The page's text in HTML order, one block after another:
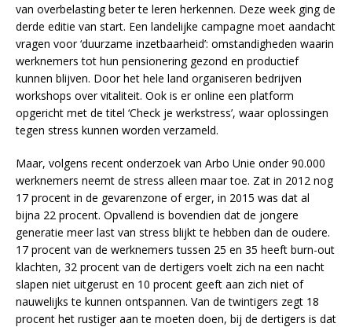
van overbelasting beter te leren herkennen. Deze week ging de
derde editie van start. Een landelijke campagne moet aandacht
vragen voor ‘duurzame inzetbaarheid’: omstandigheden waarin
werknemers tot hun pensionering gezond en productief
kunnen blijven. Door het hele land organiseren bedrijven
workshops over vitaliteit. Ook is er online een platform
opgericht met de titel ‘Check je werkstress’, waar oplossingen
tegen stress kunnen worden verzameld.
Maar, volgens recent onderzoek van Arbo Unie onder 90.000
werknemers neemt de stress alleen maar toe. Zat in 2012 nog
17 procent in de gevarenzone of erger, in 2015 was dat al
bijna 22 procent. Opvallend is bovendien dat de jongere
generatie meer last van stress blijkt te hebben dan de oudere.
17 procent van de werknemers tussen 25 en 35 heeft burn-out
klachten, 32 procent van de dertigers voelt zich na een nacht
slapen niet uitgerust en 10 procent geeft aan zich niet of
nauwelijks te kunnen ontspannen. Van de twintigers zegt 18
procent het rustiger aan te moeten doen, bij de dertigers is dat